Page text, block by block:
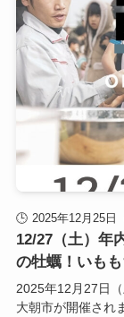
2025年12月25日
12/27（土）年
の牡蠣！いも
2025年12月27日
大朝市が開催され